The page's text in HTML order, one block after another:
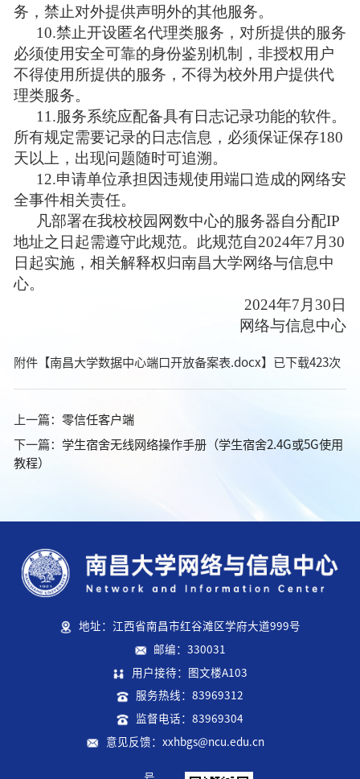
务，禁止对外提供声明外的其他服务。
10.禁止开设匿名代理类服务，对所提供的服务
必须使用安全可靠的身份鉴别机制，非授权用户
不得使用所提供的服务，不得为校外用户提供代
理类服务。
11.服务系统应配备具有日志记录功能的软件。
所有规定需要记录的日志信息，必须保证保存180
天以上，出现问题随时可追溯。
1 2.申请单位承担因违规使用端口造成的网络安
全事件相关责任。
凡部署在我校校园网数中心的服务器自分配IP
地址之日起需遵守此规范。此规范自2024年7月 30
日起实施，相关解释权归南昌大学网络与信息中
心。
2024年7月30日
网络与信息中心
附件【 南昌大学数据中心端口开放备案表.docx 】已下载423次
上一篇： 零信任客户端
下一篇： 学生宿舍无线网络操作手册（学生宿舍2.4G或5G使用
教程）
地址：江西省南昌市红谷滩区学府大道999号
邮编：330031
用户接待：图文楼A103
服务热线：83969312
监督电话：83969304
意见反馈：xxhbgs@ncu.edu.cn